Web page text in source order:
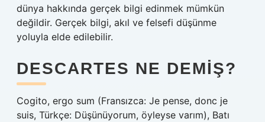
dünya hakkında gerçek bilgi edinmek mümkün
değildir. Gerçek bilgi, akıl ve felsefi düşünme
yoluyla elde edilebilir.
DESCARTES NE DEMIŞ?
Cogito, ergo sum (Fransızca: Je pense, donc je
suis, Türkçe: Düşünüyorum, öyleyse varım), Batı